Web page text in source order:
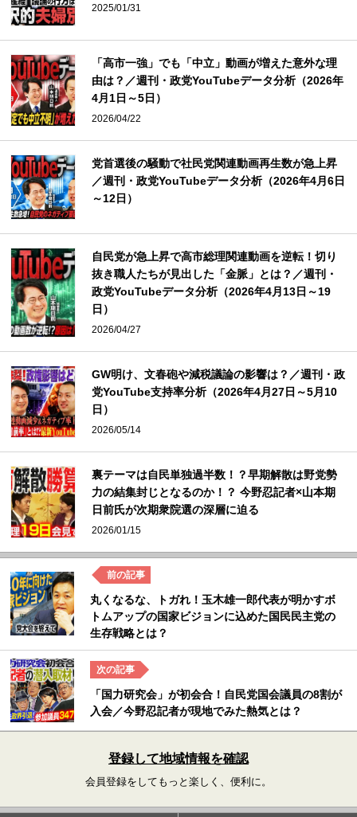
2025/01/31
「高市一強」でも「中立」動画が増えた意外な理
由は？／週刊・政党YouTubeデータ分析（2026年
4月1日～5日）
2026/04/22
党首選後の騒動で社民党関連動画再生数が急上昇
／週刊・政党YouTubeデータ分析（2026年4月6日
～12日）
自民党が急上昇で高市総理関連動画を逆転！切り
抜き職人たちが見出した「金脈」とは？／週刊・
政党YouTubeデータ分析（2026年4月13日～19
日）
2026/04/27
GW明け、文春砲や減税議論の影響は？／週刊・政
党YouTube支持率分析（2026年4月27日～5月10
日）
2026/05/14
裏テーマは自民単独過半数！？早期解散は野党勢
力の結集封じとなるのか！？ 今野忍記者×山本期
日前氏が次期衆院選の深層に迫る
2026/01/15
丸くなるな、トガれ！玉木雄一郎代表が明かすボ
トムアップの国家ビジョンに込めた国民民主党の
生存戦略とは？
「国力研究会」が初会合！自民党国会議員の8割が
入会／今野忍記者が現地でみた熱気とは？
登録して地域情報を確認
会員登録をしてもっと楽しく、便利に。